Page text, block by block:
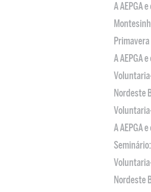
A AEPGA
A AEPGA
Nordeste
A AEPGA
Nordeste